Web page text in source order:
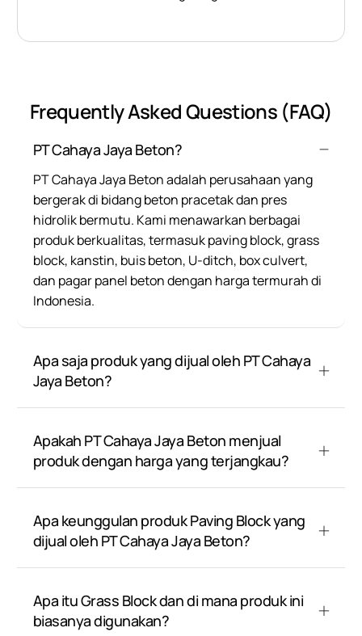
Frequently Asked Questions (FAQ)
PT Cahaya Jaya Beton?
PT Cahaya Jaya Beton adalah perusahaan yang
bergerak di bidang beton pracetak dan pres
hidrolik bermutu. Kami menawarkan berbagai
produk berkualitas, termasuk paving block, grass
block, kanstin, buis beton, U-ditch, box culvert,
dan pagar panel beton dengan harga termurah di
Indonesia.
Apa saja produk yang dijual oleh PT Cahaya
Jaya Beton?
Apakah PT Cahaya Jaya Beton menjual
produk dengan harga yang terjangkau?
Apa keunggulan produk Paving Block yang
dijual oleh PT Cahaya Jaya Beton?
Apa itu Grass Block dan di mana produk ini
biasanya digunakan?